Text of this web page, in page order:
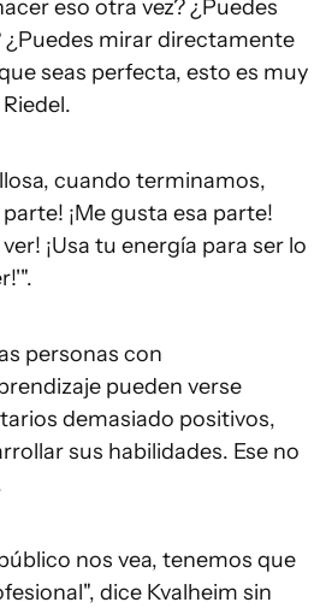
eso otra vez? ¿Puedes
¿Puedes mirar directamente
seas perfecta, esto es muy
cuando terminamos,
¡Me gusta esa parte!
¡Usa tu energía para ser lo
personas con
pueden verse
demasiado positivos,
sus habilidades. Ese no
nos vea, tenemos que
dice Kvalheim sin